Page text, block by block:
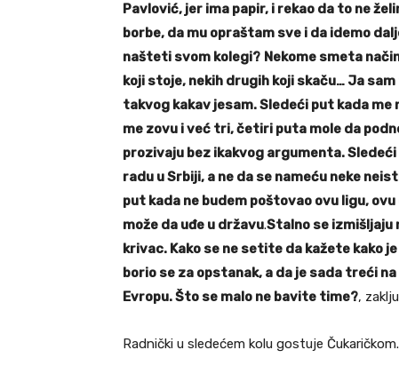
Pavlović, jer ima papir, i rekao da to ne
borbe, da mu opraštam sve i da idemo
našteti svom kolegi? Nekome smeta
koji stoje, nekih drugih koji skaču… Ja
takvog kakav jesam. Sledeći put kada
me zovu i već tri, četiri puta mole da
prozivaju bez ikakvog argumenta.
radu u Srbiji, a ne da se nameću neke
put kada ne budem poštovao ovu ligu,
može da uđe u državu.Stalno se izmišljaju
krivac. Kako se ne setite da kažete kako
borio se za opstanak, a da je sada treći
Evropu. Što se malo ne bavite time?,
Radnički u sledećem kolu gostuje Čukaričkom.